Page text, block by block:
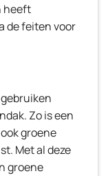
heeft
de feiten voor
Zo is een
groene
Met al deze
groene